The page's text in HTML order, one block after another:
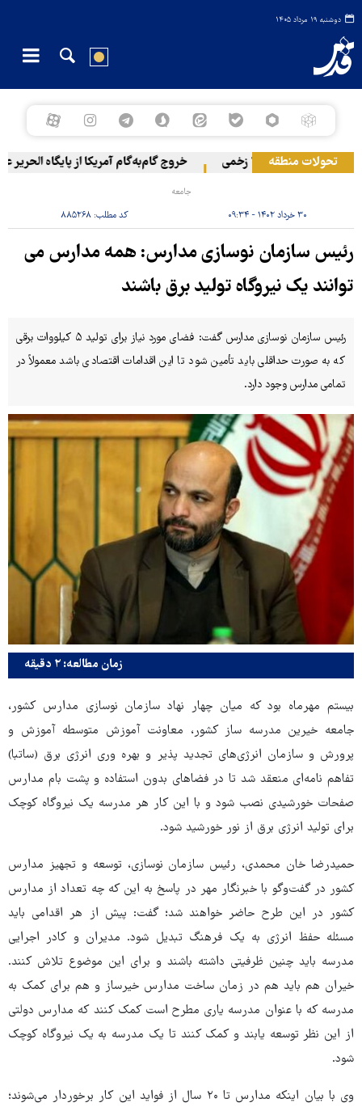
دوشنبه ۱۹ مرداد ۱۴۰۵
تحولات منطقهو ۳۰ زخمی خروج گام‌به‌گام آمریکا از پایگاه الحریر عراق
جامعه
۳۰ خرداد ۱۴۰۲ - ۰۹:۳۴ کد مطلب: ۸۸۵۲۶۸
رئیس سازمان نوسازی مدارس: همه مدارس می
توانند یک نیروگاه تولید برق باشند
رئیس سازمان نوسازی مدارس گفت: فضای مورد نیاز برای تولید ۵ کیلووات برقی
که به صورت حداقلی باید تأمین شود تا این اقدامات اقتصادی باشد معمولاً در
تمامی مدارس وجود دارد.
زمان مطالعه: ۲ دقیقه
بیستم مهرماه بود که میان چهار نهاد سازمان نوسازی مدارس کشور،
جامعه خیرین مدرسه ساز کشور، معاونت آموزش متوسطه آموزش و
پرورش و سازمان انرژی‌های تجدید پذیر و بهره وری انرژی برق (ساتبا)
تفاهم نامه‌ای منعقد شد تا در فضاهای بدون استفاده و پشت بام مدارس
صفحات خورشیدی نصب شود و با این کار هر مدرسه یک نیروگاه کوچک
برای تولید انرژی برق از نور خورشید شود.
حمیدرضا خان محمدی، رئیس سازمان نوسازی، توسعه و تجهیز مدارس
کشور در گفت‌وگو با خبرنگار مهر در پاسخ به این که چه تعداد از مدارس
کشور در این طرح حاضر خواهند شد؛ گفت: پیش از هر اقدامی باید
مسئله حفظ انرژی به یک فرهنگ تبدیل شود. مدیران و کادر اجرایی
مدرسه باید چنین ظرفیتی داشته باشند و برای این موضوع تلاش کنند.
خیران هم باید هم در زمان ساخت مدارس خیرساز و هم برای کمک به
مدرسه که با عنوان مدرسه یاری مطرح است کمک کنند که مدارس دولتی
از این نظر توسعه یابند و کمک کنند تا یک مدرسه به یک نیروگاه کوچک
شود.
وی با بیان اینکه مدارس تا ۲۰ سال از فواید این کار برخوردار می‌شوند؛